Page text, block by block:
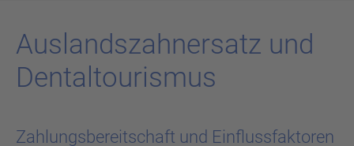
Aus­lands­zahn­ersatz und
Den­tal­tou­ris­mus
Zahlungsbereitschaft und Einflussfaktoren